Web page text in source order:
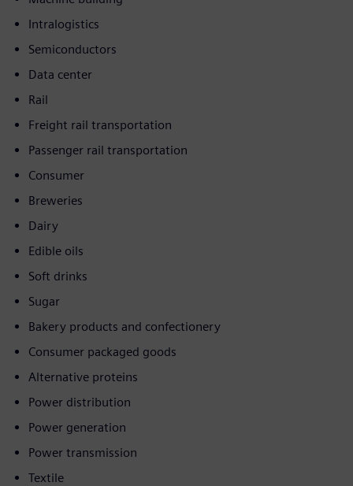
Intralogistics
Semiconductors
Data center
Rail
Freight rail transportation
Passenger rail transportation
Consumer
Breweries
Dairy
Edible oils
Soft drinks
Sugar
Bakery products and confectionery
Consumer packaged goods
Alternative proteins
Power distribution
Power generation
Power transmission
Textile